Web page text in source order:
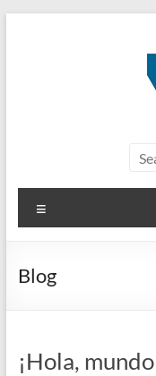
Imprensa
Alonso
Blog
¡Hola,